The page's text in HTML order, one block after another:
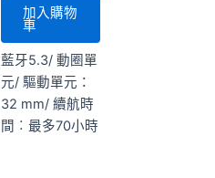
加入購物
車
藍牙5.3/ 動圈單
元/ 驅動單元：
32 mm/ 續航時
間︰最多70小時